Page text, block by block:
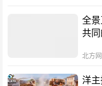
全
共
北方网
洋